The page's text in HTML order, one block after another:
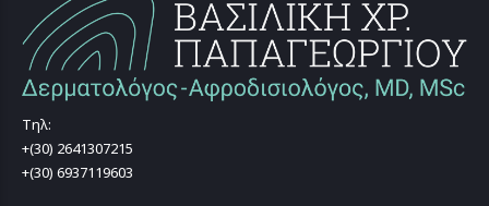
Τηλ:
+(30) 2641307215
+(30) 6937119603